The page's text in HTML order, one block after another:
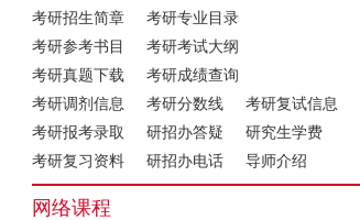
考研招生简章
考研专业目录
考研参考书目
考研考试大纲
考研真题下载
考研成绩查询
考研调剂信息
考研分数线
考研复试信息
考研报考录取
研招办答疑
研究生学费
考研复习资料
研招办电话 导师介绍
网络课程